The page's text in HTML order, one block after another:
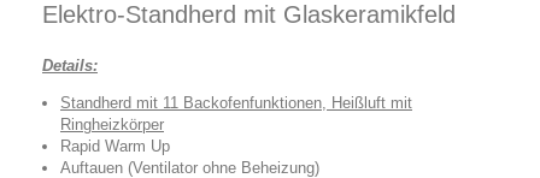
Elektro-Standherd mit Glaskeramikfeld
Details:
Standherd mit 11 Backofenfunktionen, Heißluft mit
Ringheizkörper
Rapid Warm Up
Auftauen (Ventilator ohne Beheizung)